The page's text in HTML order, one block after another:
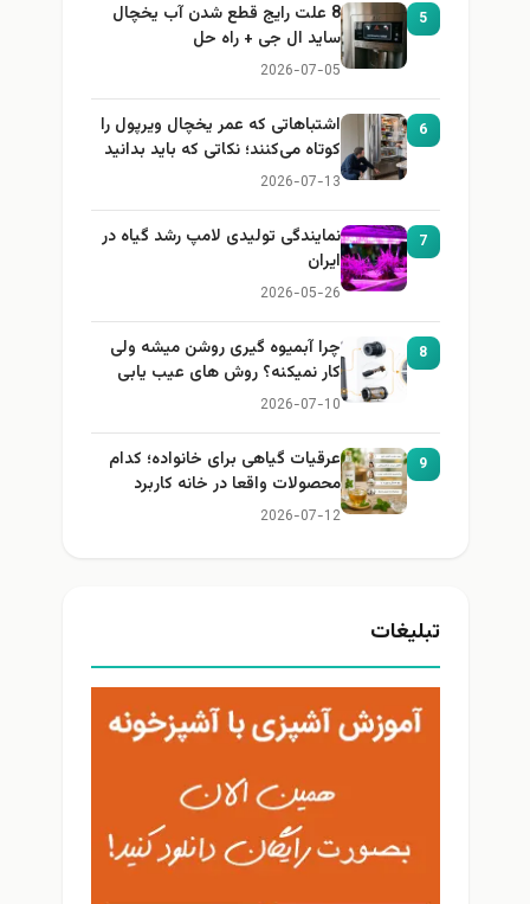
5
8 علت رایج قطع شدن آب یخچال
ساید ال جی + راه حل
2026-07-05
6
اشتباهاتی که عمر یخچال ویرپول را
کوتاه می‌کنند؛ نکاتی که باید بدانید
2026-07-13
7
نمایندگی تولیدی لامپ رشد گیاه در
ایران
2026-05-26
8
چرا آبمیوه گیری روشن میشه ولی
کار نمیکنه؟ روش های عیب یابی
2026-07-10
9
عرقیات گیاهی برای خانواده؛ کدام
محصولات واقعا در خانه کاربرد
دارند؟
2026-07-12
تبلیغات